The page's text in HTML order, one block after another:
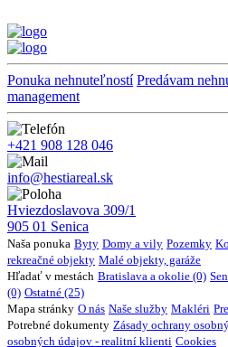
Ponuka nehnuteľností Predávam
management
+421 908 128 046
info@hestiareal.sk
Hviezdoslavova 309/1
905 01 Senica
Naša ponuka Byty Domy a vily Pozemky
rekreačné objekty Malé objekty, garáže
Hľadať v mestách Bratislava a okolie (0)
(0) Ostatné (25)
Mapa stránky O nás Naše služby Makléri
Potrebné dokumenty Zásady ochrany
osobných údajov - realitní klienti Cookies